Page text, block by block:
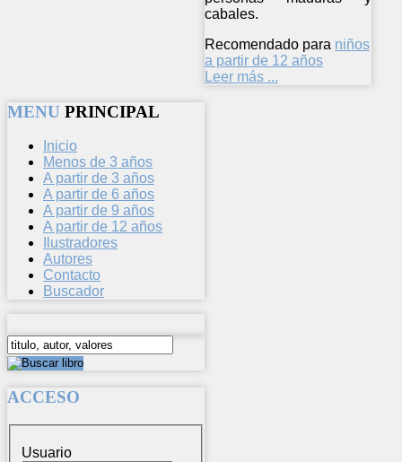
cabales.
Recomendado para niños
a partir de 12 años
Leer más ...
MENU PRINCIPAL
Inicio
Menos de 3 años
A partir de 3 años
A partir de 6 años
A partir de 9 años
A partir de 12 años
Ilustradores
Autores
Contacto
Buscador
ACCESO
Usuario